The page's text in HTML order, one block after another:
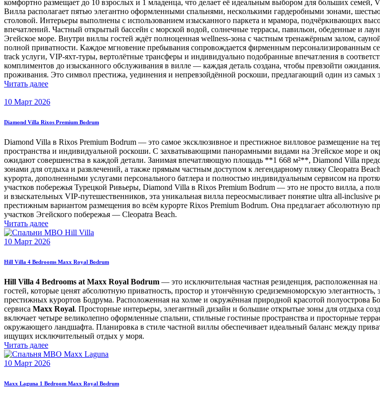
комфортно размещает до 10 взрослых и 1 младенца, что делает её идеальным выбором для больших
Вилла располагает пятью элегантно оформленными спальнями, несколькими гардеробными зонами,
столовой. Интерьеры выполнены с использованием изысканного паркета и мрамора, подчёркивающих
впечатлений. Частный открытый бассейн с морской водой, солнечные террасы, павильон, обеденные и
Эгейское море. Внутри виллы гостей ждёт полноценная wellness-зона с частным тренажёрным залом,
полной приватности. Каждое мгновение пребывания сопровождается фирменным персонализированным
track услуги, VIP-яхт-туры, вертолётные трансферы и индивидуально подобранные впечатления в
комплиментов до изысканного обслуживания в вилле — каждая деталь создана, чтобы превзойти
проживания. Это символ престижа, уединения и непревзойдённой роскоши, предлагающий один из
Читать далее
10 Март 2026
Diamond Villa Rixos Premium Bodrum
Diamond Villa в Rixos Premium Bodrum — это самое эксклюзивное и престижное вилловое размещение на
пространства и индивидуальной роскоши. С захватывающими панорамными видами на Эгейское море и
ожидают совершенства в каждой детали. Занимая впечатляющую площадь **1 668 м²**, Diamond Villa
зонами для отдыха и развлечений, а также прямым частным доступом к легендарному пляжу Cleopatra
курорта, дополненными услугами персонального батлера и полностью индивидуальным сервисом на
участков побережья Турецкой Ривьеры, Diamond Villa в Rixos Premium Bodrum — это не просто вилла, а
и взыскательных VIP-путешественников, эта уникальная вилла переосмысливает понятие ultra all-
престижным вариантом размещения во всём курорте Rixos Premium Bodrum. Она предлагает абсолютную
участков Эгейского побережья — Cleopatra Beach.
Читать далее
10 Март 2026
Hill Villa 4 Bedrooms Maxx Royal Bodrum
Hill Villa 4 Bedrooms at Maxx Royal Bodrum — это исключительная частная резиденция, расположенная
гостей, которые ценят абсолютную приватность, простор и утончённую средиземноморскую
престижных курортов Бодрума. Расположенная на холме и окружённая природной красотой полуострова
сервиса Maxx Royal. Просторные интерьеры, элегантный дизайн и большие открытые зоны для отдыха
включает четыре великолепно оформленные спальни, стильные гостиные пространства и просторные
окружающего ландшафта. Планировка в стиле частной виллы обеспечивает идеальный баланс между
ищущих исключительный отдых у моря.
Читать далее
10 Март 2026
Maxx Laguna 1 Bedroom Maxx Royal Bodrum